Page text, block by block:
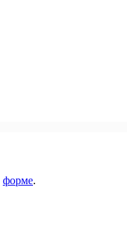
форме.